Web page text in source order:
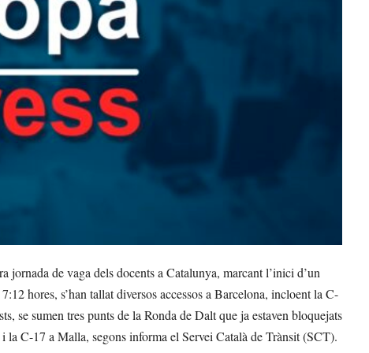
de vaga dels docents a Catalunya, marcant l’inici d’un
hores, s’han tallat diversos accessos a Barcelona, incloent la C-
se sumen tres punts de la Ronda de Dalt que ja estaven bloquejats
C-17 a Malla, segons informa el Servei Català de Trànsit (SCT).